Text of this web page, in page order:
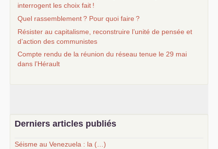
interrogent les choix fait !
Quel rassemblement? Pour quoi faire ?
Résister au capitalisme, reconstruire l’unité de pensée et
d’action des communistes
Compte rendu de la réunion du réseau tenue le 29 mai
dans l’Hérault
Derniers articles publiés
Séisme au Venezuela : la (…)